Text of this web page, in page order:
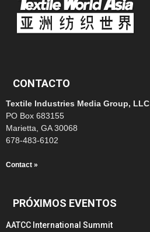
CONTACTO
Textile Industries Media Group, LLC
PO Box 683155
Marietta, GA 30068
678-483-6102
Contact »
PRÓXIMOS EVENTOS
AATCC International Summit